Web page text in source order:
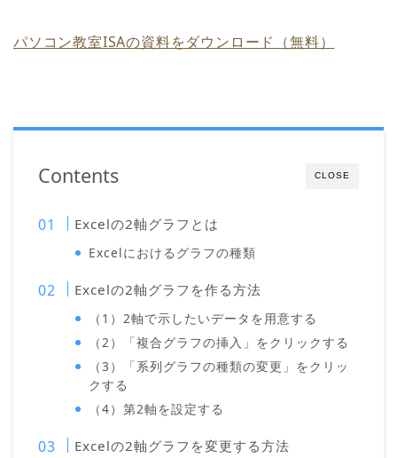
パソコン教室ISAの資料をダウンロード（無料）
CLOSE
Contents
Excelの2軸グラフとは
Excelにおけるグラフの種類
Excelの2軸グラフを作る方法
（1）2軸で示したいデータを用意する
（2）「複合グラフの挿入」をクリックする
（3）「系列グラフの種類の変更」をクリッ
クする
（4）第2軸を設定する
Excelの2軸グラフを変更する方法